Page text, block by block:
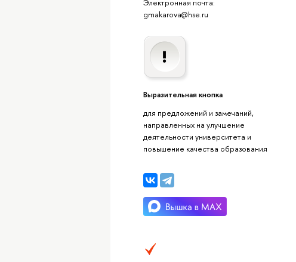
Электронная почта:
gmakarova@hse.ru
Выразительная кнопка
для предложений и замечаний,
направленных на улучшение
деятельности университета и
повышение качества образования